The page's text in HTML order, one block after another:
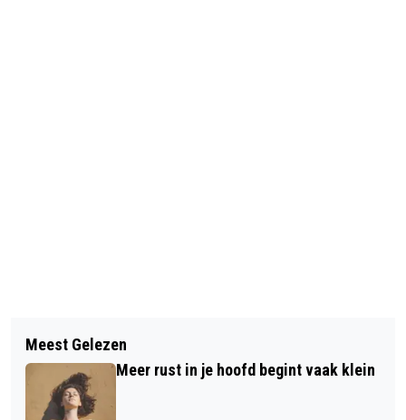
TERUGROEPACTIE VOOR JUMBO
SNOEPROZIJNTJES
UPDATES: GROTE BRAND IN
LEEGSTAAND PAND MIDDELHARNIS
Meest Gelezen
Meer rust in je hoofd begint vaak klein